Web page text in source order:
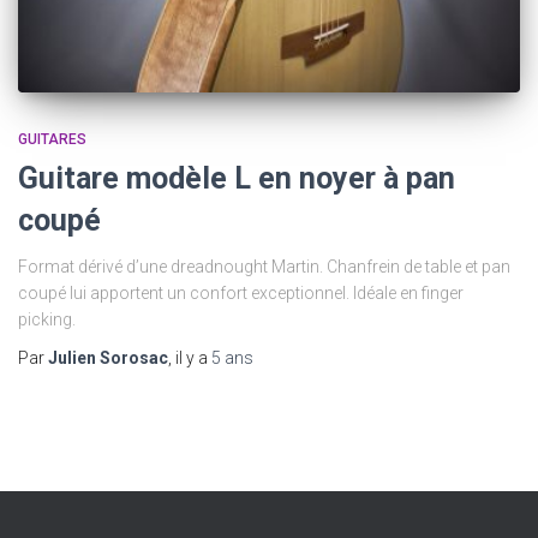
GUITARES
Guitare modèle L en noyer à pan
coupé
Format dérivé d’une dreadnought Martin. Chanfrein de table et pan
coupé lui apportent un confort exceptionnel. Idéale en finger
picking.
ParJulien Sorosac , il y a 5 ans